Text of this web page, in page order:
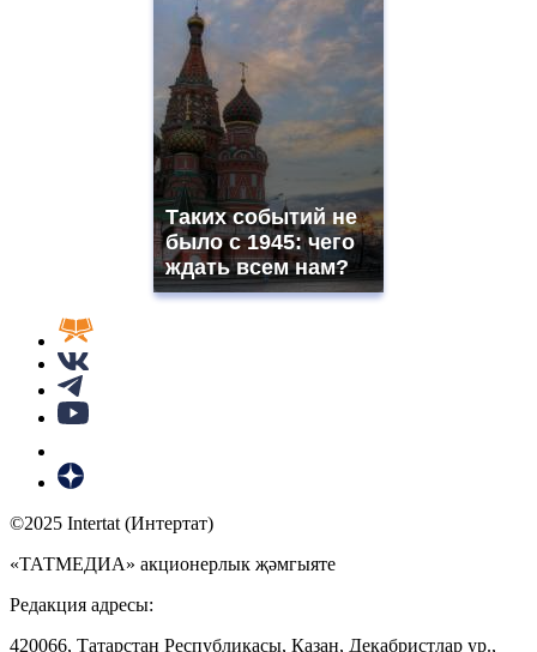
Таких событий не
было с 1945: чего
ждать всем нам?
©2025 Intertat (Интертат)
«ТАТМЕДИА» акционерлык җәмгыяте
Редакция адресы:
420066, Татарстан Республикасы, Казан, Декабристлар ур.,